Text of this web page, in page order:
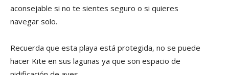
aconsejable si no te sientes seguro o si quieres
navegar solo.
Recuerda que esta playa está protegida, no se puede
hacer Kite en sus lagunas ya que son espacio de